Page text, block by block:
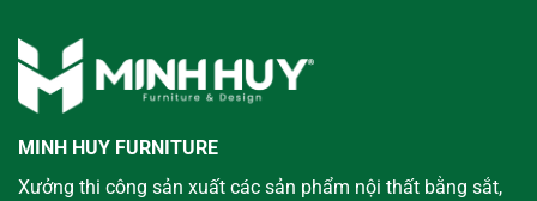
MINH HUY FURNITURE
Xưởng thi công sản xuất các sản phẩm nội thất bằng sắt,